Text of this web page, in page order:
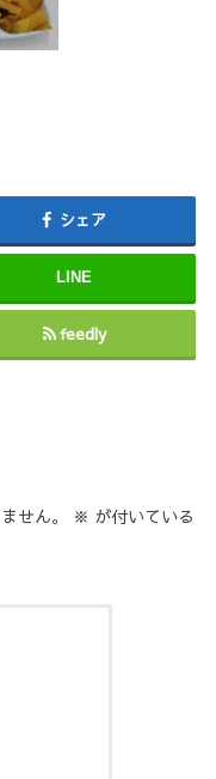
シェア
LINE
feedly
せん。 ※ が付いている